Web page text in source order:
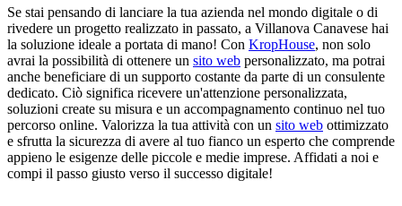
Se stai pensando di lanciare la tua azienda nel mondo digitale o di
rivedere un progetto realizzato in passato, a Villanova Canavese hai
la soluzione ideale a portata di mano! Con KropHouse, non solo
avrai la possibilità di ottenere un sito web personalizzato, ma potrai
anche beneficiare di un supporto costante da parte di un consulente
dedicato. Ciò significa ricevere un'attenzione personalizzata,
soluzioni create su misura e un accompagnamento continuo nel tuo
percorso online. Valorizza la tua attività con un sito web ottimizzato
e sfrutta la sicurezza di avere al tuo fianco un esperto che comprende
appieno le esigenze delle piccole e medie imprese. Affidati a noi e
compi il passo giusto verso il successo digitale!